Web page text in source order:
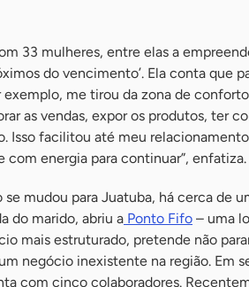
33 mulheres, entre elas a
do vencimento’. Ela conta que
exemplo, me tirou da zona de
as vendas, expor os produtos, ter
Isso facilitou até meu
energia para continuar”, enfatiza.
mudou para Juatuba, há cerca de
do marido, abriu a Ponto Fifo – uma
mais estruturado, pretende não
negócio inexistente na região. Em
com cinco colaboradores.